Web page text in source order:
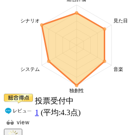
投票受付中
1 (平均:4.3点)